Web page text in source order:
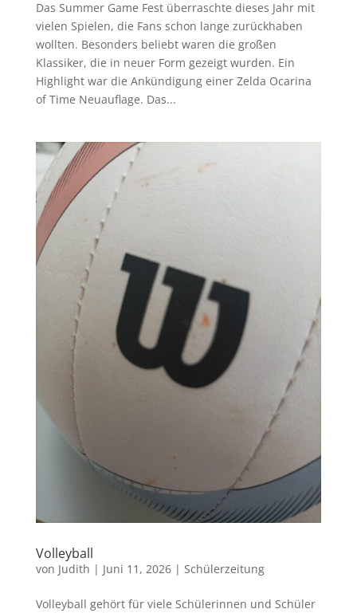
Das Summer Game Fest überraschte dieses Jahr mit
vielen Spielen, die Fans schon lange zurückhaben
wollten. Besonders beliebt waren die großen
Klassiker, die in neuer Form gezeigt wurden. Ein
Highlight war die Ankündigung einer Zelda Ocarina
of Time Neuauflage. Das...
Volleyball
von Judith | Juni 11, 2026| Schülerzeitung
Volleyball gehört für viele Schülerinnen und Schüler